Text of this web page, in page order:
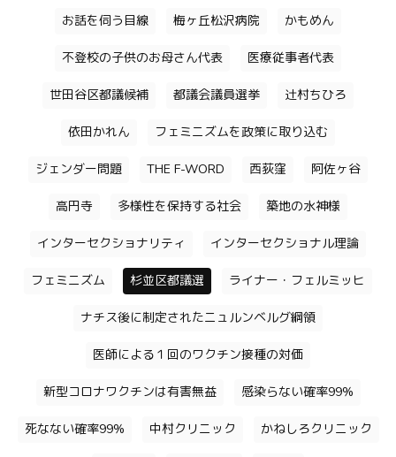
お話を伺う目線 梅ヶ丘松沢病院 かもめん
不登校の子供のお母さん代表 医療従事者代表
世田谷区都議候補 都議会議員選挙 辻村ちひろ
依田かれん フェミニズムを政策に取り込む
ジェンダー問題 THE F-WORD 西荻窪 阿佐ヶ谷
高円寺 多様性を保持する社会 築地の水神様
インターセクショナリティ インターセクショナル理論
フェミニズム 杉並区都議選 ライナー・フェルミッヒ
ナチス後に制定されたニュルンベルグ綱領
医師による１回のワクチン接種の対価
新型コロナワクチンは有害無益 感染らない確率99%
死なない確率99% 中村クリニック かねしろクリニック